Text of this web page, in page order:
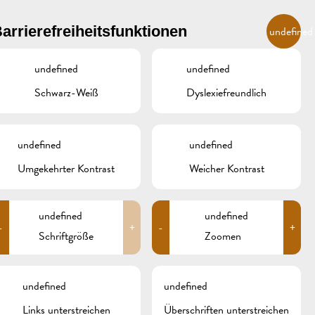
DE
ÜBERNACHTEN UND ESSEN
RESTAURANTS & CAFÉS
CAMPCAR
GALERIE
undefined
undefined
Schwarz-Weiß
undefined
Dyslexiefreundlich
undefined
Umgekehrter Kontrast
undefined
Weicher Kontrast
undefined
Schriftgröße
+ -
undefined
Zoomen
+
undefined
Links unterstreichen
undefined
Überschriften unterstreichen